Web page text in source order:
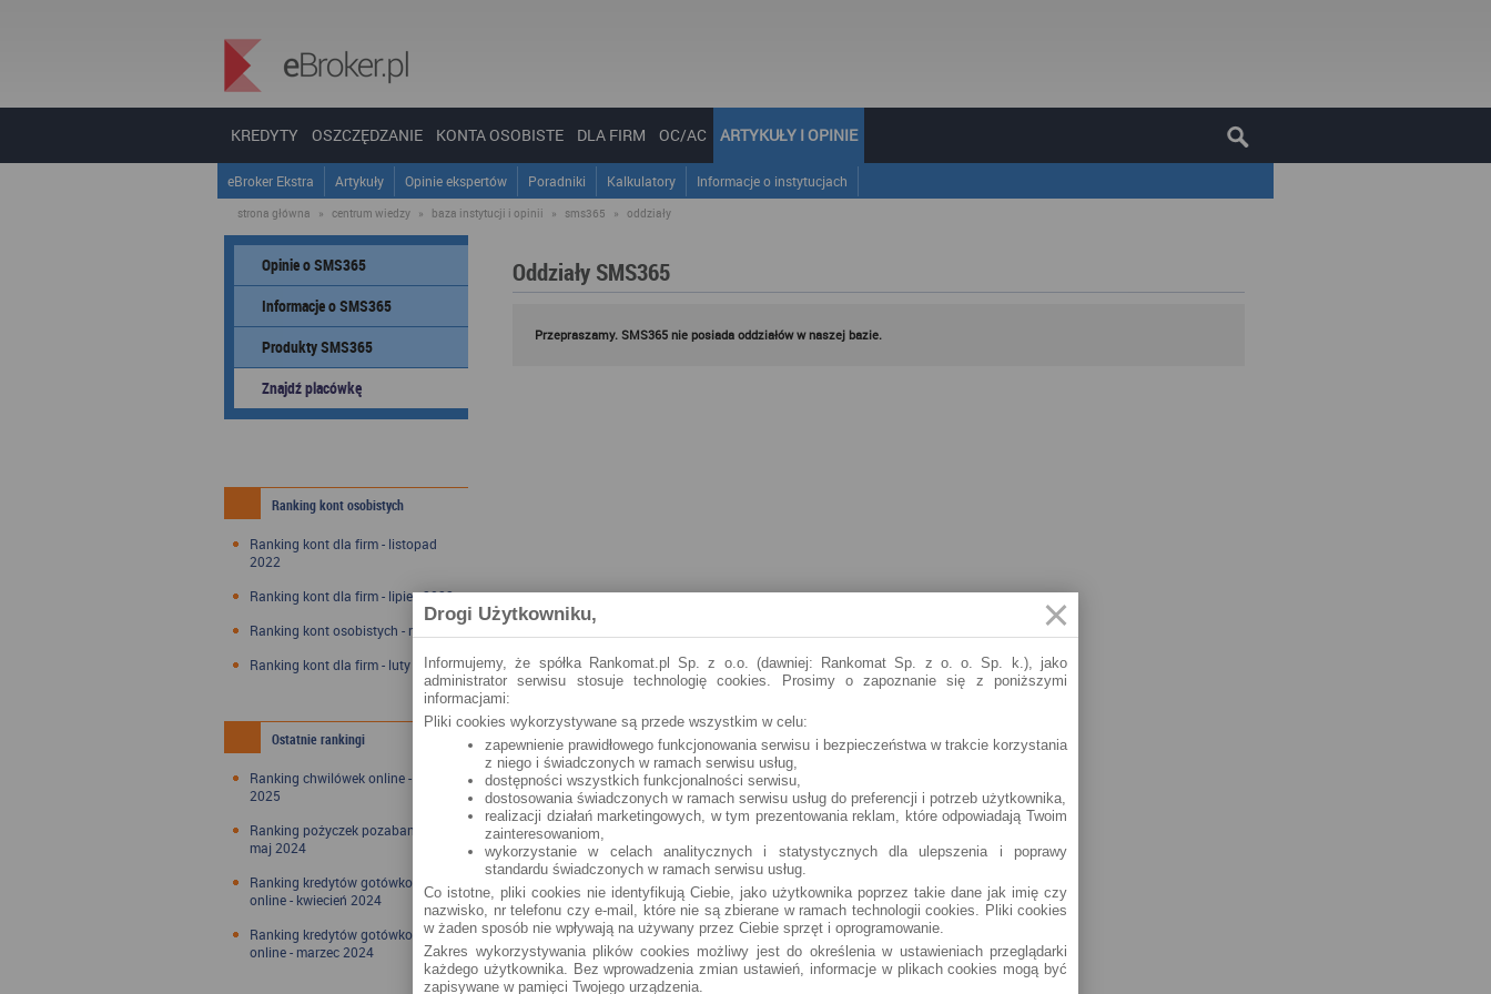
KREDYTY OSZCZĘDZANIE KONTA OSOBISTE DLA FIRM OC/AC ARTYKUŁY I OPINIE
eBroker Ekstra Artykuły Opinie ekspertów Poradniki Kalkulatory Informacje o instytucjach
strona główna » centrum wiedzy » baza instytucji i opinii » sms365 » oddziały
Opinie o SMS365
Informacje o SMS365
Produkty SMS365
Znajdź placówkę
Ranking kont osobistych
Ranking kont dla firm - listopad
2022
Ranking kont dla firm - lipiec 2022
Ranking kont osobistych - maj 2022
Ranking kont dla firm - luty 2022
Ostatnie rankingi
Ranking chwilówek online - styczeń
2025
Ranking pożyczek pozabankowych -
maj 2024
Ranking kredytów gotówkowych
online - kwiecień 2024
Ranking kredytów gotówkowych
online - marzec 2024
Oddziały SMS365
Przepraszamy. SMS365 nie posiada oddziałów w naszej bazie.
Drogi Użytkowniku,
Informujemy, że spółka Rankomat.pl Sp. z o.o. (dawniej: Rankomat Sp. z o. o. Sp. k.), jako
administrator serwisu stosuje technologię cookies. Prosimy o zapoznanie się z poniższymi
informacjami:
Pliki cookies wykorzystywane są przede wszystkim w celu:
zapewnienie prawidłowego funkcjonowania serwisu i bezpieczeństwa w trakcie korzystania
z niego i świadczonych w ramach serwisu usług,
dostępności wszystkich funkcjonalności serwisu,
dostosowania świadczonych w ramach serwisu usług do preferencji i potrzeb użytkownika,
realizacji działań marketingowych, w tym prezentowania reklam, które odpowiadają Twoim
zainteresowaniom,
wykorzystanie w celach analitycznych i statystycznych dla ulepszenia i poprawy
standardu świadczonych w ramach serwisu usług.
Co istotne, pliki cookies nie identyfikują Ciebie, jako użytkownika poprzez takie dane jak imię czy
nazwisko, nr telefonu czy e-mail, które nie są zbierane w ramach technologii cookies. Pliki cookies
w żaden sposób nie wpływają na używany przez Ciebie sprzęt i oprogramowanie.
Zakres wykorzystywania plików cookies możliwy jest do określenia w ustawieniach przeglądarki
każdego użytkownika. Bez wprowadzenia zmian ustawień, informacje w plikach cookies mogą być
zapisywane w pamięci Twojego urządzenia.